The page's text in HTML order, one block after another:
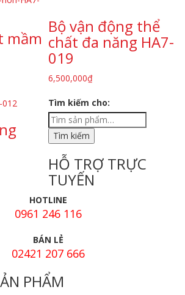
mầm
Bộ vận động thể
chất đa năng HA7-
019
6,500,000₫
Tìm kiếm cho:
HỖ TRỢ TRỰC
TUYẾN
HOTLINE
0961 246 116
BÁN LẺ
02421 207 666
PHẨM